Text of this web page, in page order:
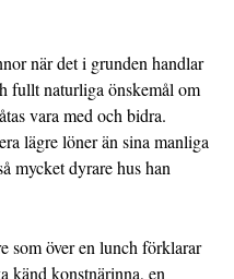
när det i grunden handlar
fullt naturliga önskemål om
vara med och bidra.
lägre löner än sina manliga
mycket dyrare hus han
som över en lunch förklarar
känd konstnärinna, en